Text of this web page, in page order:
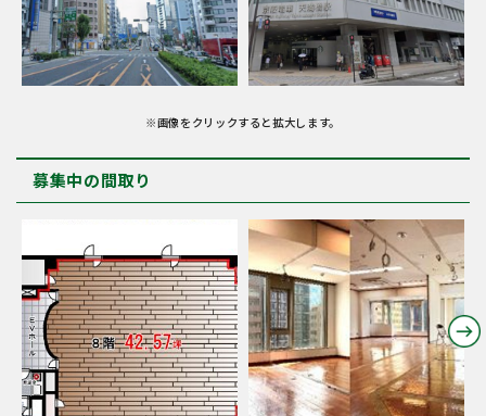
※画像をクリックすると拡大します。
募集中の間取り